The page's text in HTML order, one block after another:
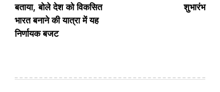
बताया, बोले देश को विकसित
भारत बनाने की यात्रा में यह
निर्णायक बजट
शुभारंभ